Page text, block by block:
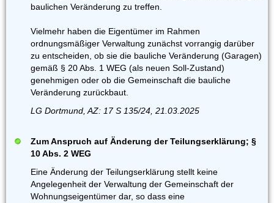
baulichen Veränderung zu treffen.
Vielmehr haben die Eigentümer im Rahmen
ordnungsmäßiger Verwaltung zunächst vorrangig darüber
zu entscheiden, ob sie die bauliche Veränderung (Garagen)
gemäß § 20 Abs. 1 WEG (als neuen Soll-Zustand)
genehmigen oder ob die Gemeinschaft die bauliche
Veränderung zurückbaut.
LG Dortmund, AZ: 17 S 135/24, 21.03.2025
Zum Anspruch auf Änderung der Teilungserklärung; §
10 Abs. 2 WEG
Eine Änderung der Teilungserklärung stellt keine
Angelegenheit der Verwaltung der Gemeinschaft der
Wohnungseigentümer dar, so dass eine